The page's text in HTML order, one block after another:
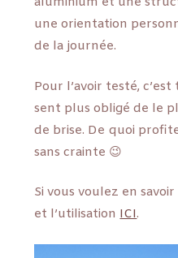
une orientation
de la journée.
Pour l’avoir testé,
sent plus obligé de le
de brise. De quoi
sans crainte 😉
Si vous voulez en
et l’utilisationICI.